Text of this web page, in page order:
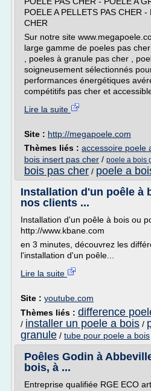
POELE A PELLETS PAS CHER -
CHER
Sur notre site
large gamme de poeles pas
, poeles à granule pas cher ,
soigneusement sélectionnés
performances énergétiques
compétitifs pas cher et
Lire la suite
Site : http://megapoele.com
Thèmes liés : accessoire poele
bois insert pas cher / poele a bois
bois pas cher / poele a
Installation d'un poêle à
nos clients ...
Installation d'un poêle à bois ou
http://www.kbane.com
en 3 minutes, découvrez les
l'installation d'un poêle...
Lire la suite
Site : youtube.com
Thèmes liés : difference
/ installer un poele a bois /
granule / tube pour poele a bois
Poêles Godin à
bois, à ...
Entreprise qualifiée RGE ECO